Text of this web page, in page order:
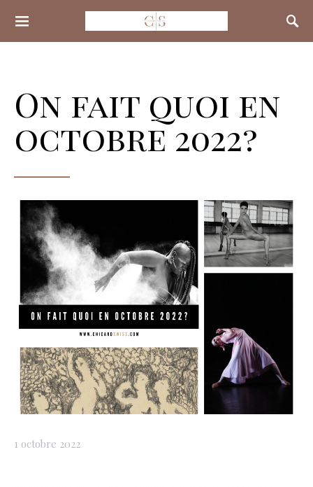
Search for:
On fait quoi en
octobre 2022?
1 octobre 2022